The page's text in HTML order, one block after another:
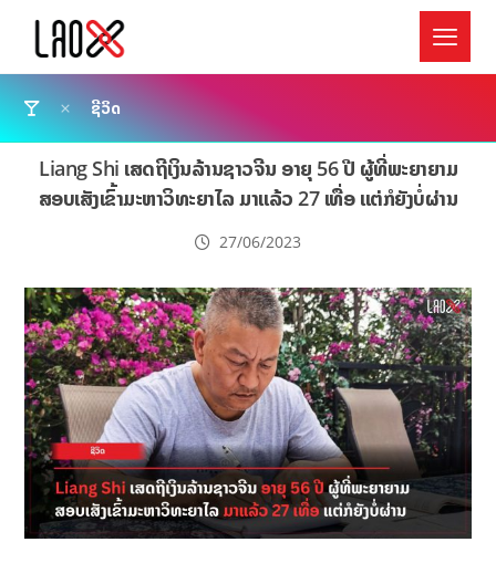
ຊີວິດ
Liang Shi ເສດຖີເງິນລ້ານຊາວຈີນ ອາຍຸ 56 ປີ ຜູ້ທີ່ພະຍາຍາມ
ສອບເສັງເຂົ້າມະຫາວິທະຍາໄລ ມາແລ້ວ 27 ເທື່ອ ແຕ່ກໍຍັງບໍ່ຜ່ານ
27/06/2023